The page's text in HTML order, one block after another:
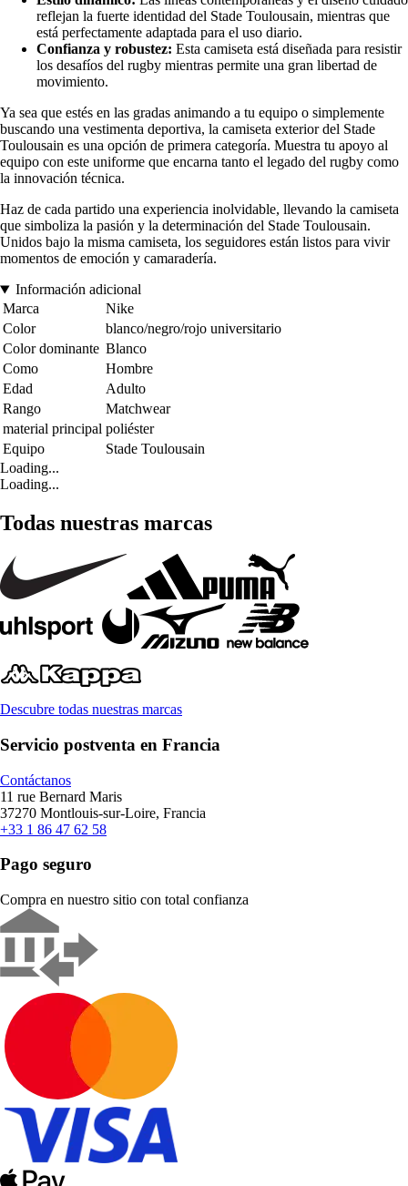
reflejan la fuerte identidad del Stade Toulousain, mientras que
está perfectamente adaptada para el uso diario.
Confianza y robustez: Esta camiseta está diseñada para resistir
los desafíos del rugby mientras permite una gran libertad de
movimiento.
Ya sea que estés en las gradas animando a tu equipo o simplemente
buscando una vestimenta deportiva, la camiseta exterior del Stade
Toulousain es una opción de primera categoría. Muestra tu apoyo al
equipo con este uniforme que encarna tanto el legado del rugby como
la innovación técnica.
Haz de cada partido una experiencia inolvidable, llevando la camiseta
que simboliza la pasión y la determinación del Stade Toulousain.
Unidos bajo la misma camiseta, los seguidores están listos para vivir
momentos de emoción y camaradería.
Información adicional
Marca
Nike
Color
blanco/negro/rojo universitario
Color dominante Blanco
Como
Hombre
Edad
Adulto
Rango
Matchwear
material principal poliéster
Equipo
Stade Toulousain
Loading...
Loading...
Todas nuestras marcas
Descubre todas nuestras marcas
Servicio postventa en Francia
Contáctanos
11 rue Bernard Maris
37270 Montlouis-sur-Loire, Francia
+33 1 86 47 62 58
Pago seguro
Compra en nuestro sitio con total confianza